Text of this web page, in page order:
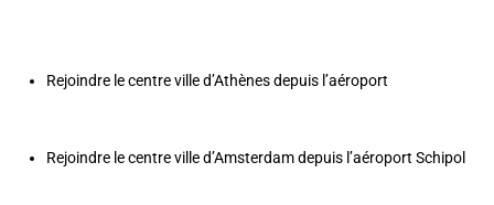
Rejoindre le centre ville d’Athènes depuis l’aéroport
Rejoindre le centre ville d’Amsterdam depuis l’aéroport Schipol